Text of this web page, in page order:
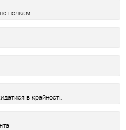
полкам
в крайності.